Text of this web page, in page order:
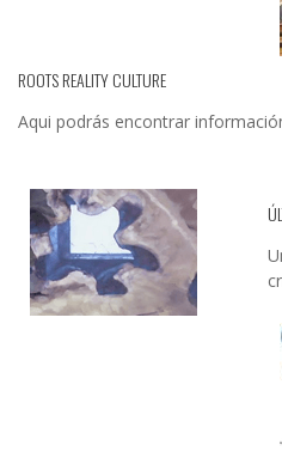
ROOTS REALITY CULTURE
Aqui podrás encontrar